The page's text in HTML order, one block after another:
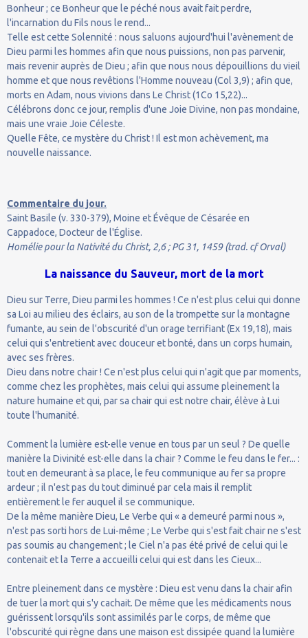
Bonheur ; ce Bonheur que le péché nous avait fait perdre,
l'incarnation du Fils nous le rend...
Telle est cette Solennité : nous saluons aujourd'hui l'avènement de
Dieu parmi les hommes afin que nous puissions, non pas parvenir,
mais revenir auprès de Dieu ; afin que nous nous dépouillions du vieil
homme et que nous revêtions l'Homme nouveau (Col 3,9) ; afin que,
morts en Adam, nous vivions dans Le Christ (1Co 15,22)...
Célébrons donc ce jour, remplis d'une Joie Divine, non pas mondaine,
mais une vraie Joie Céleste.
Quelle Fête, ce mystère du Christ ! Il est mon achèvement, ma
nouvelle naissance.
Commentaire du jour.
Saint Basile (v. 330-379), Moine et Évêque de Césarée en
Cappadoce, Docteur de l'Église.
Homélie pour la Nativité du Christ, 2,6 ; PG 31, 1459 (trad. cf Orval)
La naissance du Sauveur, mort de la mort
Dieu sur Terre, Dieu parmi les hommes ! Ce n'est plus celui qui donne
sa Loi au milieu des éclairs, au son de la trompette sur la montagne
fumante, au sein de l'obscurité d'un orage terrifiant (Ex 19,18), mais
celui qui s'entretient avec douceur et bonté, dans un corps humain,
avec ses frères.
Dieu dans notre chair ! Ce n'est plus celui qui n'agit que par moments,
comme chez les prophètes, mais celui qui assume pleinement la
nature humaine et qui, par sa chair qui est notre chair, élève à Lui
toute l'humanité.
Comment la lumière est-elle venue en tous par un seul ? De quelle
manière la Divinité est-elle dans la chair ? Comme le feu dans le fer... :
tout en demeurant à sa place, le feu communique au fer sa propre
ardeur ; il n'est pas du tout diminué par cela mais il remplit
entièrement le fer auquel il se communique.
De la même manière Dieu, Le Verbe qui « a demeuré parmi nous »,
n'est pas sorti hors de Lui-même ; Le Verbe qui s'est fait chair ne s'est
pas soumis au changement ; le Ciel n'a pas été privé de celui qui le
contenait et la Terre a accueilli celui qui est dans les Cieux...
Entre pleinement dans ce mystère : Dieu est venu dans la chair afin
de tuer la mort qui s'y cachait. De même que les médicaments nous
guérissent lorsqu'ils sont assimilés par le corps, de même que
l'obscurité qui règne dans une maison est dissipée quand la lumière